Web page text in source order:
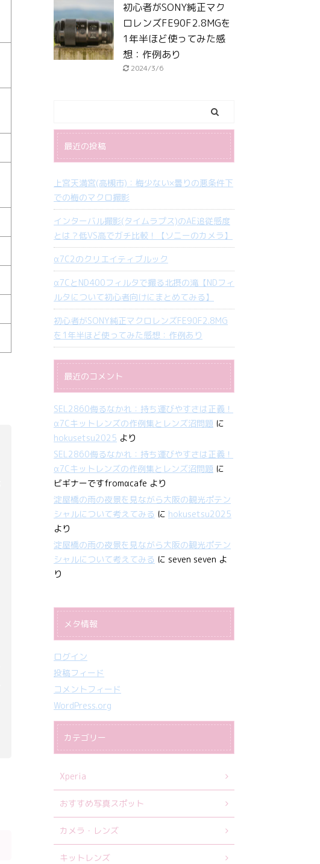
初心者がSONY純正マク
ロレンズFE90F2.8MGを
1年半ほど使ってみた感
想：作例あり
2024/3/6
最近の投稿
上宮天満宮(高槻市)：梅少ない×曇りの悪条件下
での梅のマクロ撮影
インターバル撮影(タイムラプス)のAE追従感度
とは？低VS高でガチ比較！【ソニーのカメラ】
α7C2のクリエイティブルック
α7CとND400フィルタで撮る北摂の滝【NDフィ
ルタについて初心者向けにまとめてみる】
初心者がSONY純正マクロレンズFE90F2.8MG
を1年半ほど使ってみた感想：作例あり
最近のコメント
SEL2860侮るなかれ：持ち運びやすさは正義！
α7Cキットレンズの作例集とレンズ沼問題 に
hokusetsu2025 より
SEL2860侮るなかれ：持ち運びやすさは正義！
α7Cキットレンズの作例集とレンズ沼問題 に
ビギナーですfromαcafe より
淀屋橋の雨の夜景を見ながら大阪の観光ポテン
シャルについて考えてみる に hokusetsu2025
より
淀屋橋の雨の夜景を見ながら大阪の観光ポテン
シャルについて考えてみる に seven seven よ
り
メタ情報
ログイン
投稿フィード
コメントフィード
WordPress.org
カテゴリー
Xperia
おすすめ写真スポット
カメラ・レンズ
キットレンズ